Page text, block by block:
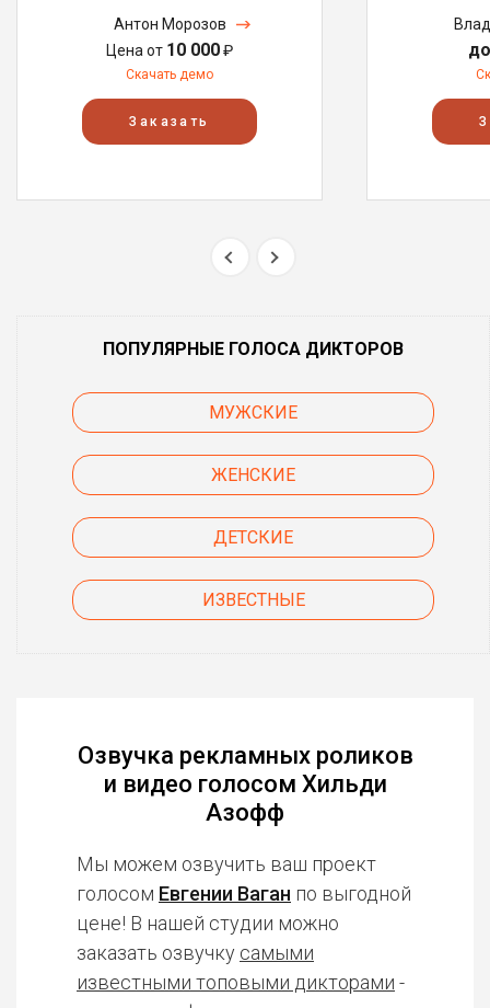
Антон Морозов
Цена от 10 000₽
Скачать демо
Заказать
ПОПУЛЯРНЫЕ ГОЛОСА ДИКТОРОВ
МУЖСКИЕ
ЖЕНСКИЕ
ДЕТСКИЕ
ИЗВЕСТНЫЕ
Озвучка рекламных роликов
и видео голосом Хильди
Азофф
Мы можем озвучить ваш проект
голосом Евгении Ваган по выгодной
цене! В нашей студии можно
заказать озвучку самыми
известными топовыми дикторами -